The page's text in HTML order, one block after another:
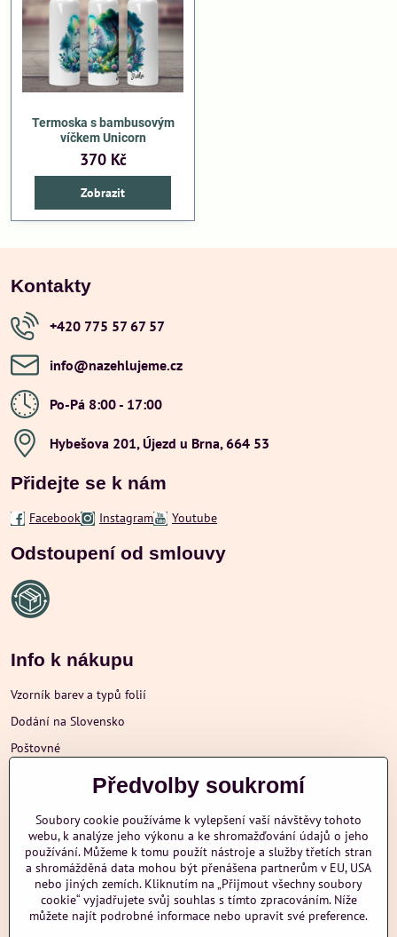
Termoska s bambusovým
víčkem Unicorn
370 Kč
Zobrazit
Kontakty
+420 775 57 67 57
info​@nazehlujeme​.cz
Po-Pá 8:00 - 17:00
Hybešova 201, Újezd u Brna, 664 53
Přidejte se k nám
Facebook Instagram Youtube
Odstoupení od smlouvy
Info k nákupu
Vzorník barev a typů folií
Dodání na Slovensko
Poštovné
Obchodní podmínky
Ochrana osobních údajů
Další informace
Předvolby soukromí
Soubory cookie používáme k vylepšení vaší návštěvy tohoto
webu, k analýze jeho výkonu a ke shromažďování údajů o jeho
používání. Můžeme k tomu použít nástroje a služby třetích stran
a shromážděná data mohou být přenášena partnerům v EU, USA
nebo jiných zemích. Kliknutím na „Přijmout všechny soubory
cookie“ vyjadřujete svůj souhlas s tímto zpracováním. Níže
můžete najít podrobné informace nebo upravit své preference.